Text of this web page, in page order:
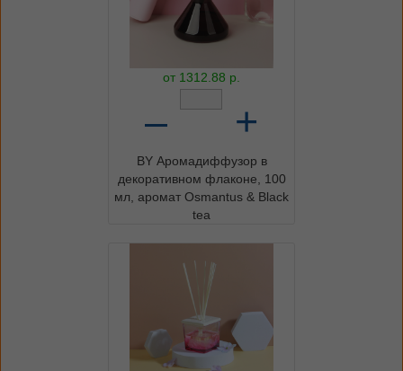
от 1312.88 р.
– +
BY Аромадиффузор в
декоративном флаконе, 100
мл, аромат Osmantus & Black
tea